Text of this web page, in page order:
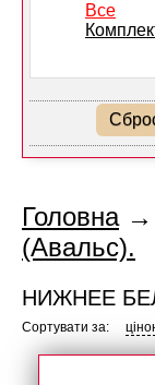
Все
Головна→
(Авальс).
НИЖНЕЕ
Сортувати за: